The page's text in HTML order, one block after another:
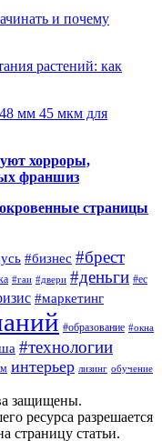
и почему
растений: как
48 мм 45 мкм для
хорроры,
франшиз
страницы
#бизнес #брест
#гаи #двери #деньги #ес
#маркетинг
#образование #окна
#технологии
интерьер лизинг обучение
защищены.
ресурса разрешается
страницу статьи.